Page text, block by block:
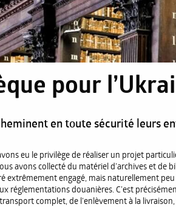
pour
en toute sécurité leurs
eu le privilège de réaliser un projet
avons collecté du matériel d’archives et de
extrêmement engagé, mais naturellement
réglementations douanières. C’est
complet, de l’enlèvement à la